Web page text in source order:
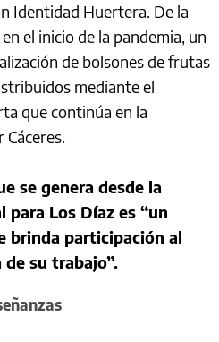
Identidad Huertera. De la
el inicio de la pandemia, un
de bolsones de frutas
mediante el
que continúa en la
se genera desde la
Los Díaz es “un
brinda participación al
su trabajo”.